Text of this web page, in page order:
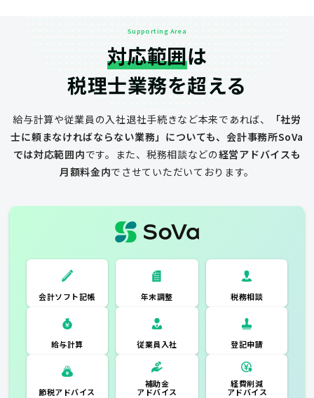
Supporting Area
対応範囲は
税理士業務を超える
給与計算や従業員の入社退社手続きなど本来であれば、
「社労
士に頼まなければならない業務」についても、会計事務所SoVa
では対応範囲内です。 また、税務相談などの経営アドバイスも
月額料金内でさせていただいております。
一般的な税理士
会計ソフト記
帳 年末調整 税務相談
会計ソフト記帳
年末調整
税務相談
給与計算
従業員入社
登記申請
節税アドバイス
補助金
アドバイス
アドバイス